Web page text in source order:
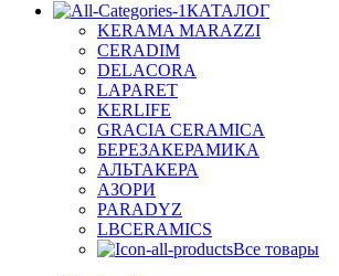
КАТАЛОГ
KERAMA MARAZZI
CERADIM
DELACORA
LAPARET
KERLIFE
GRACIA CERAMICA
БЕРЕЗАКЕРАМИКА
АЛЬТАКЕРА
АЗОРИ
PARADYZ
LBCERAMICS
Все товары